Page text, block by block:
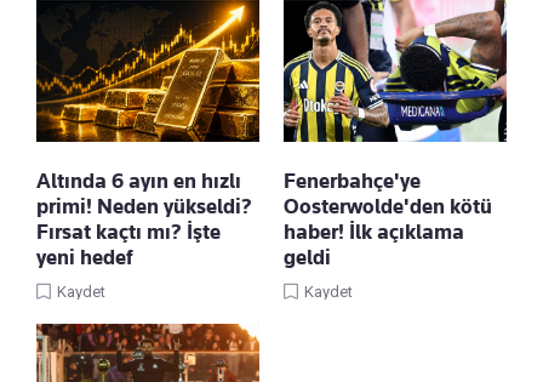
Altında 6 ayın en hızlı
primi! Neden yükseldi?
Fırsat kaçtı mı? İşte
yeni hedef
Kaydet
Fenerbahçe'ye
Oosterwolde'den kötü
haber! İlk açıklama
geldi
Kaydet